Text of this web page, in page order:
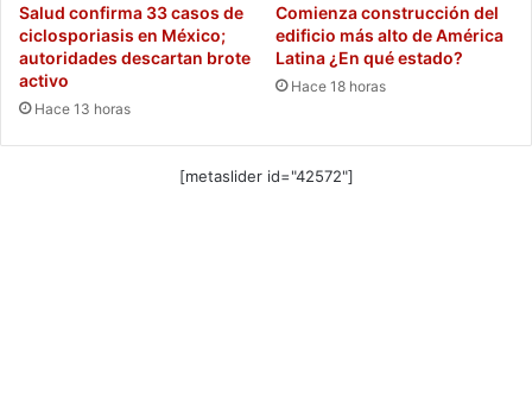
Salud confirma 33 casos de
ciclosporiasis en México;
autoridades descartan brote
activo
Hace 13 horas
Comienza construcción del
edificio más alto de América
Latina ¿En qué estado?
Hace 18 horas
[metaslider id="42572"]